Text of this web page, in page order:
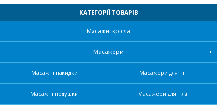
КАТЕГОРІЇ ТОВАРІВ
Масажні крісла
Масажери
Масажні накидки Масажери для ніг
Масажні подушки Масажери для тіла